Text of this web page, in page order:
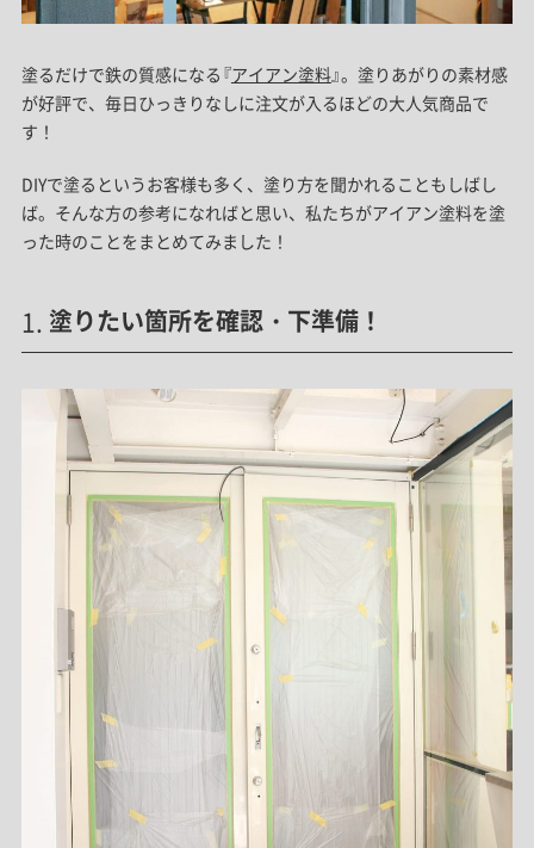
塗るだけで鉄の質感になる『アイアン塗料』。塗りあがりの素材感
が好評で、毎日ひっきりなしに注文が入るほどの大人気商品で
す！
DIYで塗るというお客様も多く、塗り方を聞かれることもしばし
ば。そんな方の参考になればと思い、私たちがアイアン塗料を塗
った時のことをまとめてみました！
塗りたい箇所を確認・下準備！